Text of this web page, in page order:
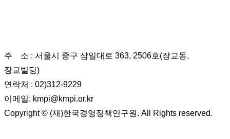
주 소 : 서울시 중구 삼일대로 363, 2506호(장교동,
장교빌딩)
연락처 : 02)312-9229
이메일: kmpi@kmpi.or.kr
Copyright © (재)한국경영정책연구원. All Rights reserved.